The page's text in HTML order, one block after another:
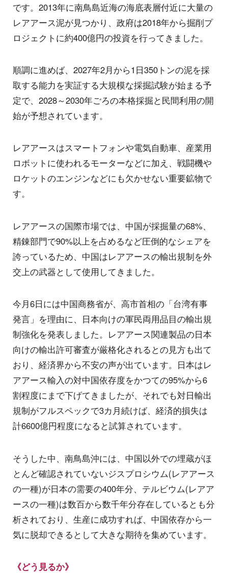
です。2013年に南鳥島近海の海底表層付近に大量の
レアアース泥が見つかり、政府は2018年から掘削プ
ロジェクトに約400億円の投資を行ってきました。
順調に進めば、2027年2月から1日350トンの泥を採
取する能力を実証する大規模な採掘試験が始まる予
定で、2028～2030年ごろの本格採掘と民間利用の開
始が予想されています。
レアアースはスマートフォンや電気自動車、産業用
ロボットに使われるモーターなどに加え、戦闘機や
ロケットのエンジンなどにも欠かせない重要鉱物で
す。
レアアースの国際市場では、中国が採掘量の68%、
精錬部門で90%以上を占めるなど圧倒的なシェアを
誇っているため、中国はレアアースの輸出規制を外
交上の武器として使用してきました。
今月6日には中国商務省が、高市首相の「台湾有事
発言」を理由に、日本向けの軍民両用品目の輸出規
制強化を発表しました。レアアース関連製品の日本
向けの輸出許可審査が厳格化されるとの見方も出て
おり、経済界から不安の声が出ています。日本はレ
アアース輸入の対中国依存度をかつての95%から6
割程度にまで下げてきましたが、それでも対日輸出
規制がフルスペックで3カ月続けば、経済的損失は
計6600億円程度になると試算されています。
そうした中、南鳥島沖には、中国以外での埋蔵がほ
とんど確認されていないジスプロシウム(レアアース
の一種)が日本の需要の400年分、テルビウム(レアア
ースの一種)は数百から数千年分存在しているとも分
析されており、生産に成功すれば、中国依存から一
気に脱却できるとして大きな期待を集めています。
《どう見るか》